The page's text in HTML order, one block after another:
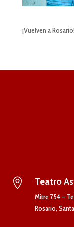
¡Vuelven a Rosario!
 Teatro
Mitre 754 –
Rosario,